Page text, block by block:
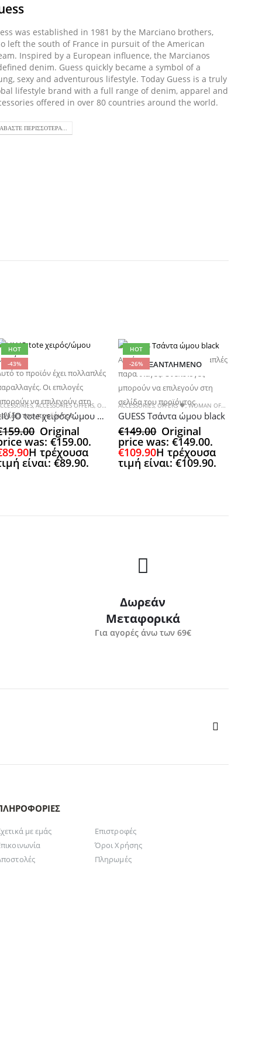
was established in 1981 by the Marciano brothers,
left the south of France in pursuit of the American
Inspired by a European influence, the Marcianos
denim. Guess quickly became a symbol of a
sexy and adventurous lifestyle. Today Guess is a truly
lifestyle brand with a full range of denim, apparel and
offered in over 80 countries around the world.
ΠΕΡΙΣΣΌΤΕΡΑ...
,OFFERS 🖤
HOT
-43%
το προϊόν έχει πολλαπλές
Οι επιλογές
να επιλεγούν στη
του προϊόντος
,ACCESSORIES OFFERS,OFFERS 🖤 ,ΜΕΓΑΛΕΣ TOTE & ΤΑΞΙΔΙΟΥ,ΜΕΣΑΙΕΣ ΤΣΑΝΤΕΣ
LIU JO tote χειρός/ώμου λευκό
159.00 Original
was: €159.00.
89.90Η τρέχουσα
είναι: €89.90.
HOT
-26%
ΕΞΑΝΤΛΗΜΈΝΟ
Αυτό το προϊόν έχει πολλαπλές
παραλλαγές. Οι επιλογές
μπορούν να επιλεγούν στη
σελίδα του προϊόντος
ACCESSORIES,OFFERS 🖤,WOMAN OFFERS
GUESS Τσάντα ώμου black
€149.00 Original
price was: €149.00.
€109.90Η τρέχουσα
τιμή είναι: €109.90.
Δωρεάν
Μεταφορικά
Για αγορές άνω των 69€
με εμάς
Επιστροφές
Όροι Χρήσης
Πληρωμές